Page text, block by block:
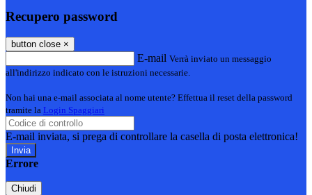
Recupero password
button close ×
E-mail Verrà inviato un messaggio
all'indirizzo indicato con le istruzioni necessarie.
Non hai una e-mail associata al nome utente? Effettua il reset della password
tramite la Login Spaggiari
E-mail inviata, si prega di controllare la casella di posta elettronica!
Errore
Chiudi